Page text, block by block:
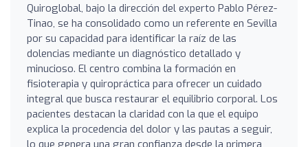
Quiroglobal, bajo la dirección del experto Pablo Pérez-
Tinao, se ha consolidado como un referente en Sevilla
por su capacidad para identificar la raíz de las
dolencias mediante un diagnóstico detallado y
minucioso. El centro combina la formación en
fisioterapia y quiropráctica para ofrecer un cuidado
integral que busca restaurar el equilibrio corporal. Los
pacientes destacan la claridad con la que el equipo
explica la procedencia del dolor y las pautas a seguir,
lo que genera una gran confianza desde la primera